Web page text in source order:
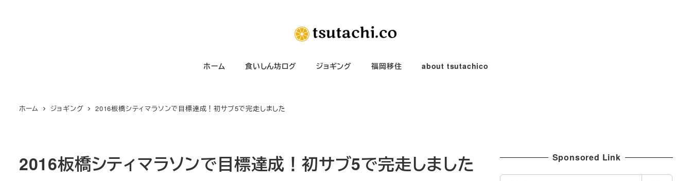
ホーム 食いしん坊ログ ジョギング 福岡移住 about tsutachico
ホーム ジョギング 2016板橋シティマラソンで目標達成！初サブ5で完走しました
2016板橋シティマラソンで目標達成！初サブ5で完走しました Sponsored Link